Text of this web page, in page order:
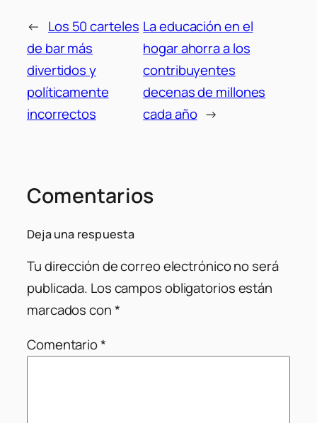
← Los 50 carteles
de bar más
divertidos y
políticamente
incorrectos
La educación en el
hogar ahorra a los
contribuyentes
decenas de millones
cada año →
Comentarios
Deja una respuesta
Tu dirección de correo electrónico no será
publicada. Los campos obligatorios están
marcados con*
Comentario*